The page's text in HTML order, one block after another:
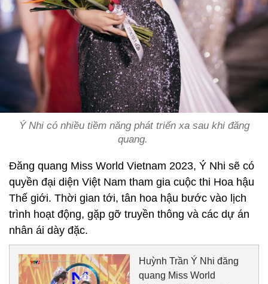
Ý Nhi có nhiều tiềm năng phát triển xa sau khi đăng
quang.
Đăng quang Miss World Vietnam 2023, Ý Nhi sẽ có
quyền đại diện Việt Nam tham gia cuộc thi Hoa hậu
Thế giới. Thời gian tới, tân hoa hậu bước vào lịch
trình hoạt động, gặp gỡ truyền thông và các dự án
nhân ái dày đặc.
Huỳnh Trần Ý Nhi đăng
quang Miss World